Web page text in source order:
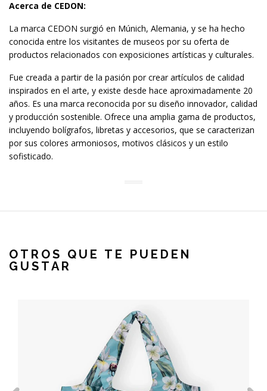
Acerca de CEDON:
La marca CEDON surgió en Múnich, Alemania, y se ha hecho
conocida entre los visitantes de museos por su oferta de
productos relacionados con exposiciones artísticas y culturales.
Fue creada a partir de la pasión por crear artículos de calidad
inspirados en el arte, y existe desde hace aproximadamente 20
años. Es una marca reconocida por su diseño innovador, calidad
y producción sostenible. Ofrece una amplia gama de productos,
incluyendo bolígrafos, libretas y accesorios, que se caracterizan
por sus colores armoniosos, motivos clásicos y un estilo
sofisticado.
OTROS QUE TE PUEDEN
GUSTAR